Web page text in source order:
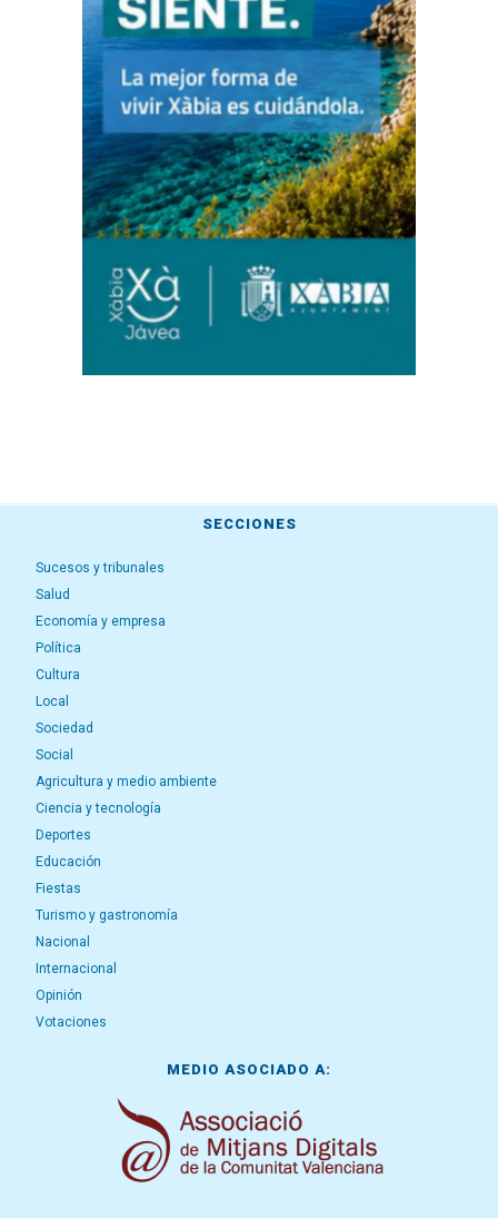
SECCIONES
Sucesos y tribunales
Salud
Economía y empresa
Política
Cultura
Local
Sociedad
Social
Agricultura y medio ambiente
Ciencia y tecnología
Deportes
Educación
Fiestas
Turismo y gastronomía
Nacional
Internacional
Opinión
Votaciones
MEDIO ASOCIADO A: